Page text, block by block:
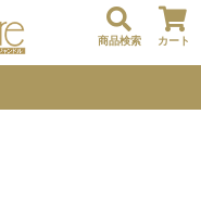
商品検索 カート